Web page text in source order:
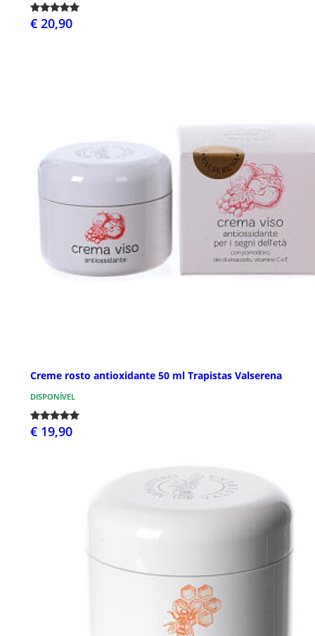
€ 20,90
Creme rosto antioxidante 50 ml Trapistas Valserena
DISPONÍVEL
€ 19,90